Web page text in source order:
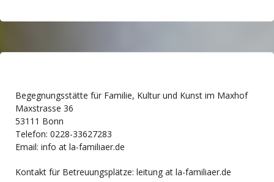
Begegnungsstätte für Familie, Kultur und Kunst im Maxhof
Maxstrasse 36
53111 Bonn
Telefon: 0228-33627283
Email: info at la-familiaer.de
Kontakt für Betreuungsplätze: leitung at la-familiaer.de